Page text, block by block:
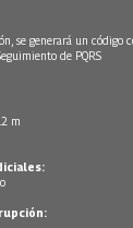
se generará un código
de PQRS
m